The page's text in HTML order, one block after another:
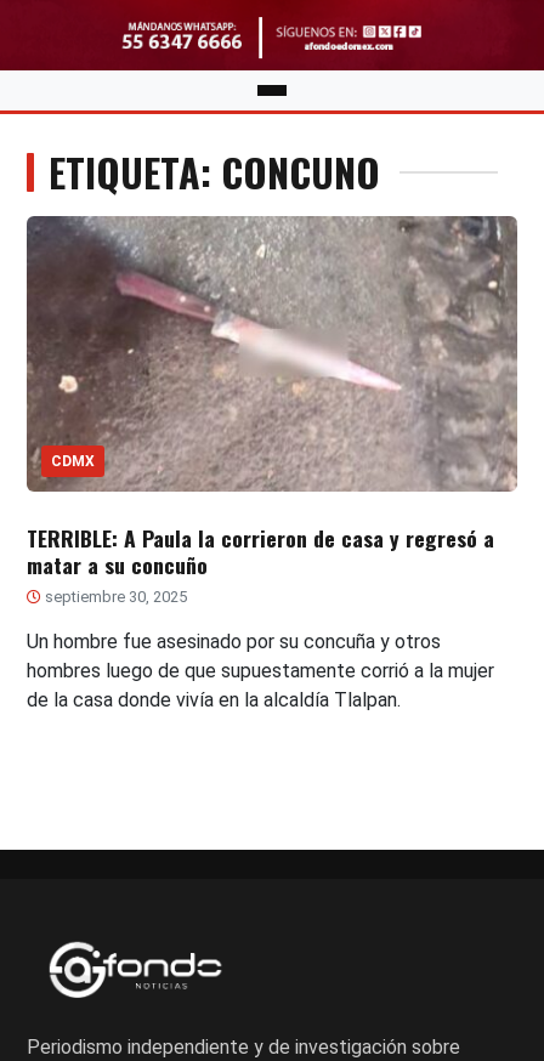
ETIQUETA: CONCUNO
CDMX
TERRIBLE: A Paula la corrieron de casa y regresó a
matar a su concuño
septiembre 30, 2025
Un hombre fue asesinado por su concuña y otros
hombres luego de que supuestamente corrió a la mujer
de la casa donde vivía en la alcaldía Tlalpan.
Periodismo independiente y de investigación sobre